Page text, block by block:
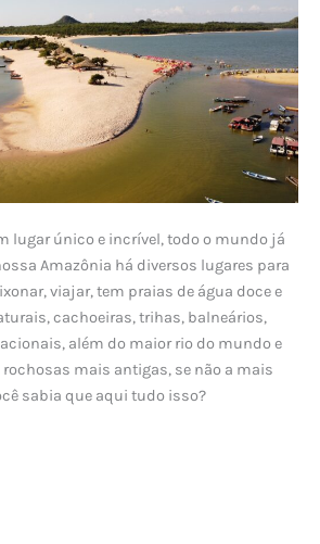
lugar único e incrível, todo o mundo já
Amazônia há diversos lugares para
viajar, tem praias de água doce e
cachoeiras, trihas, balneários,
além do maior rio do mundo e
mais antigas, se não a mais
sabia que aqui tudo isso?